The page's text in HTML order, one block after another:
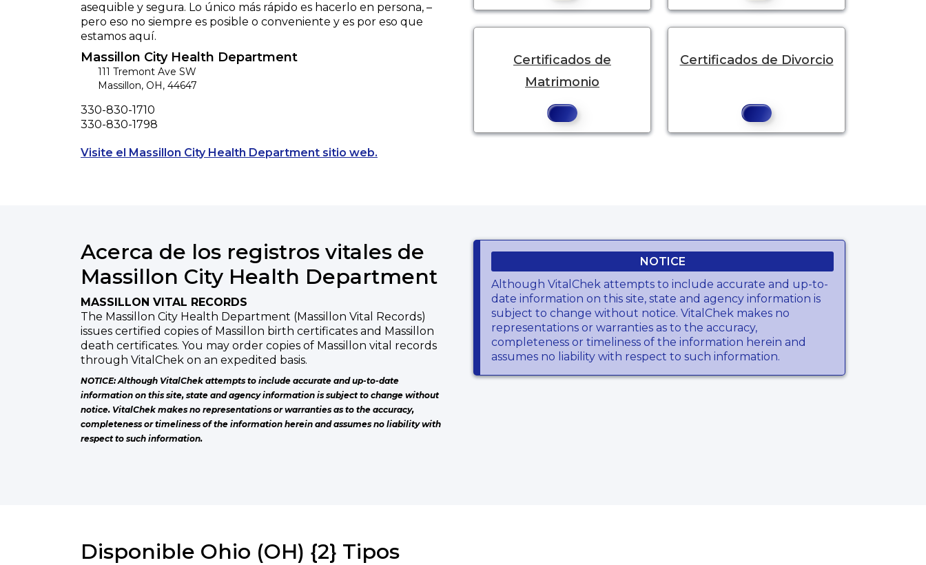
asequible y segura. Lo único más rápido es hacerlo en persona, –
pero eso no siempre es posible o conveniente y es por eso que
estamos aquí.
Massillon City Health Department
111 Tremont Ave SW
Massillon, OH, 44647
Phone
330-830-1710
Fax
330-830-1798
Visite el Massillon City Health Department sitio web.
Certificados de
Matrimonio
Certificados de Divorcio
Acerca de los registros vitales de
Massillon City Health Department
MASSILLON VITAL RECORDS
The Massillon City Health Department (Massillon Vital Records)
issues certified copies of Massillon birth certificates and Massillon
death certificates. You may order copies of Massillon vital records
through VitalChek on an expedited basis.
NOTICE: Although VitalChek attempts to include accurate and up-to-date
information on this site, state and agency information is subject to change without
notice. VitalChek makes no representations or warranties as to the accuracy,
completeness or timeliness of the information herein and assumes no liability with
respect to such information.
NOTICE
Although VitalChek attempts to include accurate and up-to-
date information on this site, state and agency information is
subject to change without notice. VitalChek makes no
representations or warranties as to the accuracy,
completeness or timeliness of the information herein and
assumes no liability with respect to such information.
Disponible Ohio (OH) {2} Tipos